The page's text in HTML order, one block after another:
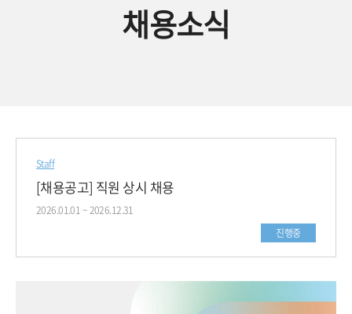
채용소식
Staff
[채용공고] 직원 상시 채용
2026.01.01 ~ 2026.12.31
진행중